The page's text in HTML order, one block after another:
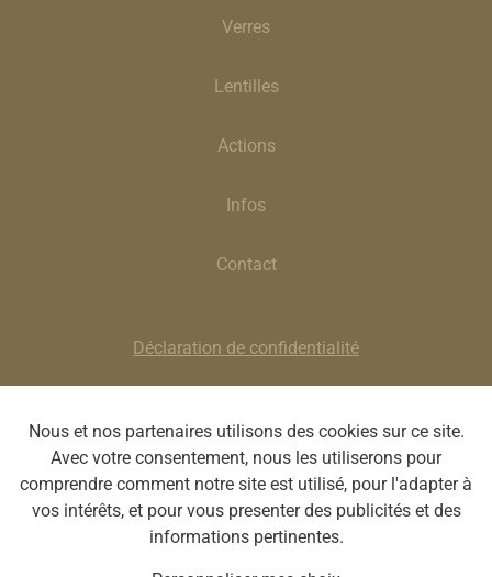
Verres
Lentilles
Actions
Infos
Contact
Déclaration de confidentialité
Smeets Van Hopplynus | Chaussée de Waterloo 1359J,
1180 Uccle | BE 0413 596 518 | T : 02/375 44 00 | E
:uccle@svhopticiens.be
Nous et nos partenaires utilisons des cookies sur ce site.
Avec votre consentement, nous les utiliserons pour
comprendre comment notre site est utilisé, pour l'adapter à
vos intérêts, et pour vous presenter des publicités et des
informations pertinentes.